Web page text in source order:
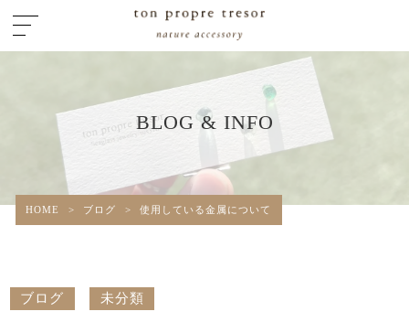
BLOG & INFO
HOME > ブログ > 使用している金属について
ブログ 未分類